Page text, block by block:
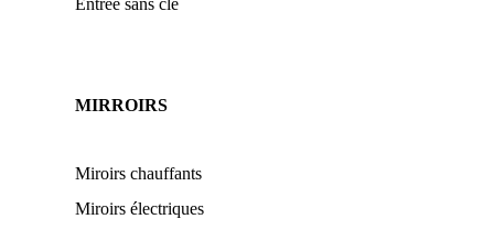
Entrée sans clé
MIRROIRS
Miroirs chauffants
Miroirs électriques